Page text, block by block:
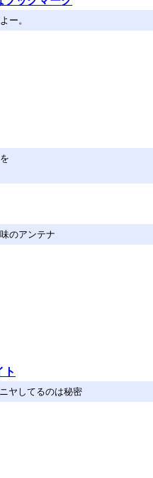
ー。
のアンテナ
ト
ヤしてるのは秘密